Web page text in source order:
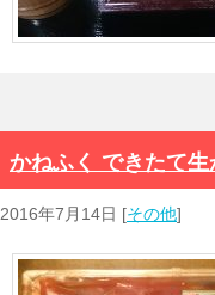
かねふく できたて
2016年7月14日 [その他]